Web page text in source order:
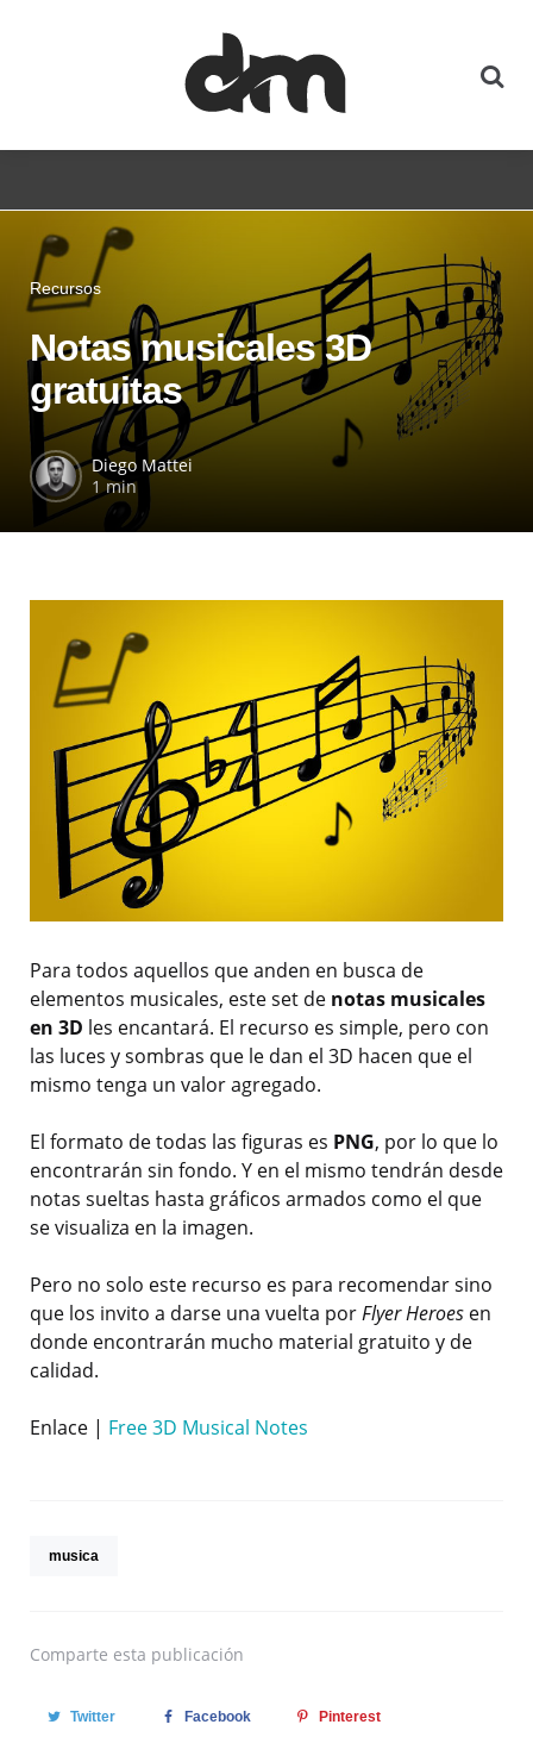
Recursos
Notas musicales 3D
gratuitas
Diego Mattei
1 min
Para todos aquellos que anden en busca de
elementos musicales, este set de notas musicales
en 3D les encantará. El recurso es simple, pero con
las luces y sombras que le dan el 3D hacen que el
mismo tenga un valor agregado.
El formato de todas las figuras es PNG, por lo que lo
encontrarán sin fondo. Y en el mismo tendrán desde
notas sueltas hasta gráficos armados como el que
se visualiza en la imagen.
Pero no solo este recurso es para recomendar sino
que los invito a darse una vuelta porFlyer Heroes en
donde encontrarán mucho material gratuito y de
calidad.
Enlace | Free 3D Musical Notes
musica
Comparte esta publicación
Twitter Facebook Pinterest